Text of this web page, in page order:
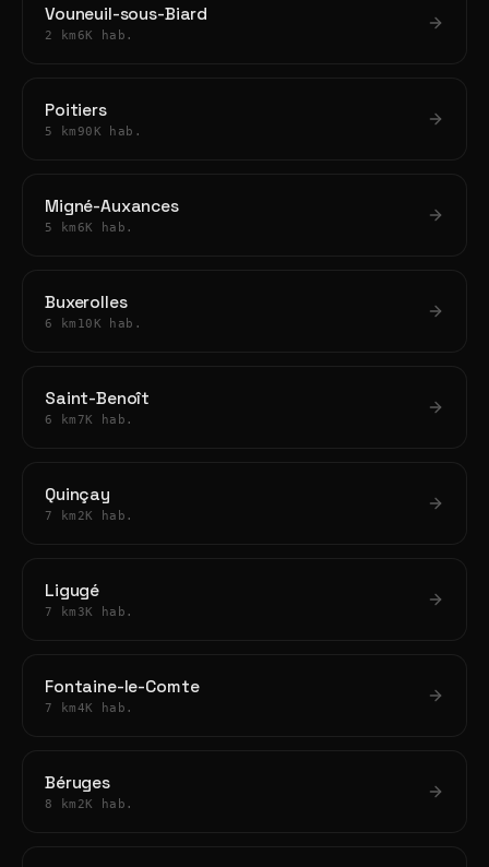
Vouneuil-sous-Biard
2 km 6K hab.
Poitiers
5 km 90K hab.
Migné-Auxances
5 km 6K hab.
Buxerolles
6 km 10K hab.
Saint-Benoît
6 km 7K hab.
Quinçay
7 km 2K hab.
Ligugé
7 km 3K hab.
Fontaine-le-Comte
7 km4K hab.
Béruges
8 km 2K hab.